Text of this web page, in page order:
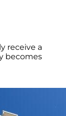
receive a
becomes